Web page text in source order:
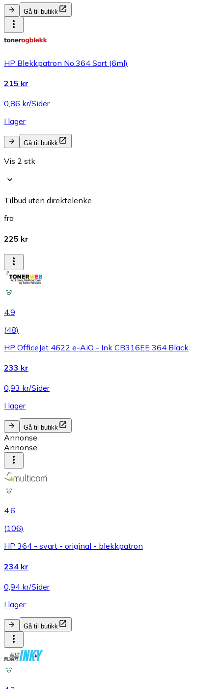
Gå til butikk
HP Blekkpatron No.364 Sort (6ml)
215 kr
0,86 kr/Sider
I lager
Gå til butikk
Vis 2 stk
Tilbud uten direktelenke
fra
225 kr
4.9
(48)
HP OfficeJet 4622 e-AiO - Ink CB316EE 364 Black
233 kr
0,93 kr/Sider
I lager
Gå til butikk
Annonse
Annonse
4.6
(106)
HP 364 - svart - original - blekkpatron
234 kr
0,94 kr/Sider
I lager
Gå til butikk